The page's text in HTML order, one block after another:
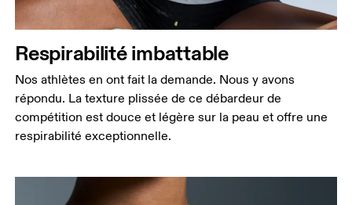
Hanches
large.
Respirabilité imbattable
Nos athlètes en ont fait la demande. Nous y avons
répondu. La texture plissée de ce débardeur de
compétition est douce et légère sur la peau et offre une
respirabilité exceptionnelle.